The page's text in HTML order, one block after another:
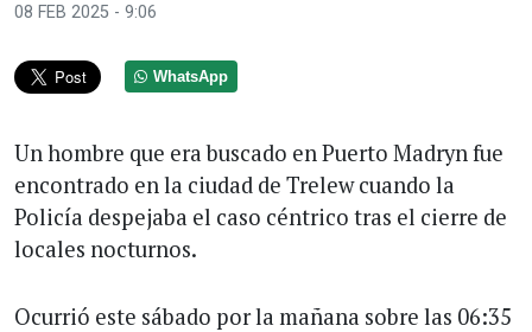
08 FEB 2025 - 9:06
WhatsApp
Un hombre que era buscado en Puerto Madryn fue
encontrado en la ciudad de Trelew cuando la
Policía despejaba el caso céntrico tras el cierre de
locales nocturnos.
Ocurrió este sábado por la mañana sobre las 06:35